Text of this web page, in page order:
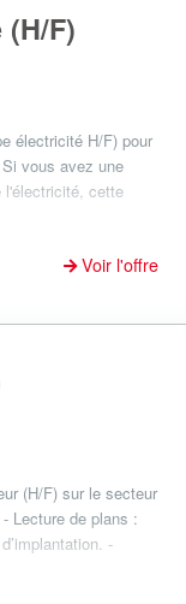
F)
électricité H/F) pour
vous avez une
l'électricité, cette
Voir l'offre
(H/F) sur le secteur
Lecture de plans :
-